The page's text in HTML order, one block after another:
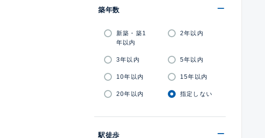
築年数
新築・築1
年以内
2年以内
3年以内 5年以内
10年以内 15年以内
20年以内 指定しない
駅徒歩